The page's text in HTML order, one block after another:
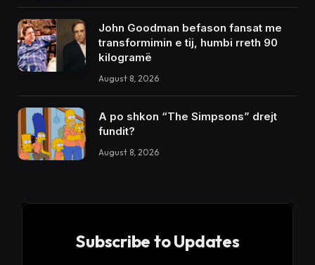
John Goodman befason fansat me
transformimin e tij, humbi rreth 90
kilogramë
August 8, 2026
A po shkon “The Simpsons” drejt
fundit?
August 8, 2026
Subscribe to Updates